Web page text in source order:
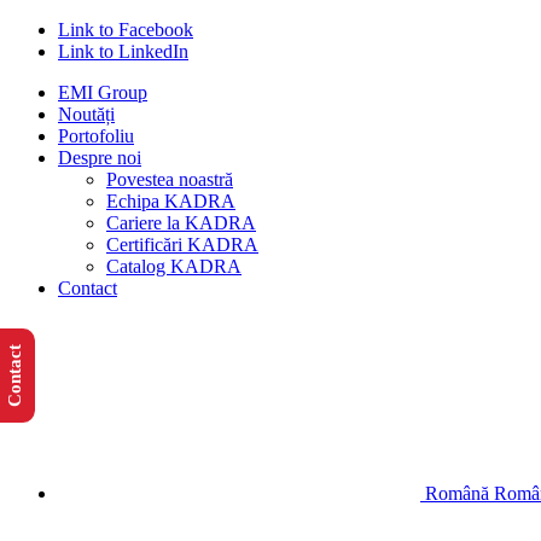
Link to Facebook
Link to LinkedIn
EMI Group
Noutăți
Portofoliu
Despre noi
Povestea noastră
Echipa KADRA
Cariere la KADRA
Certificări KADRA
Catalog KADRA
Contact
Română
Contact